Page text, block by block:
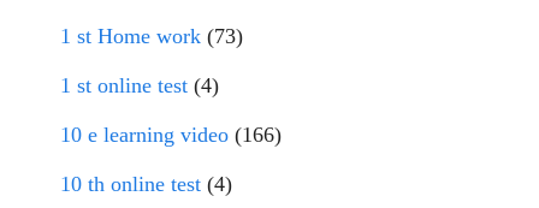
1 st Home work (73)
1 st online test (4)
10 e learning video (166)
10 th online test (4)